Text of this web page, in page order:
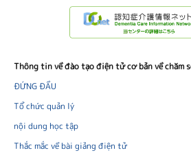
Thông tin về đào tạo điện tử cơ bản về chăm
ĐỨNG ĐẦU
Tổ chức quản lý
nội dung học tập
Thắc mắc về bài giảng điện tử